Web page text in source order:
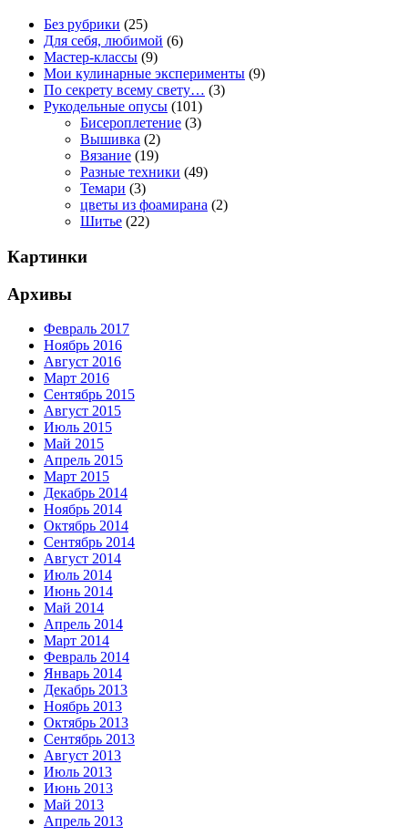
Без рубрики (25)
Для себя, любимой (6)
Мастер-классы (9)
Мои кулинарные эксперименты (9)
По секрету всему свету… (3)
Рукодельные опусы (101)
Бисероплетение (3)
Вышивка (2)
Вязание (19)
Разные техники (49)
Темари (3)
цветы из фоамирана (2)
Шитье (22)
Картинки
Архивы
Февраль 2017
Ноябрь 2016
Август 2016
Март 2016
Сентябрь 2015
Август 2015
Июль 2015
Май 2015
Апрель 2015
Март 2015
Декабрь 2014
Ноябрь 2014
Октябрь 2014
Сентябрь 2014
Август 2014
Июль 2014
Июнь 2014
Май 2014
Апрель 2014
Март 2014
Февраль 2014
Январь 2014
Декабрь 2013
Ноябрь 2013
Октябрь 2013
Сентябрь 2013
Август 2013
Июль 2013
Июнь 2013
Май 2013
Апрель 2013